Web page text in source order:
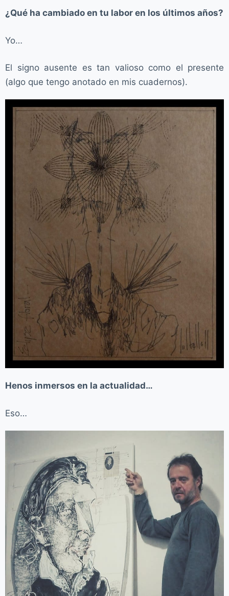
¿Qué ha cambiado en tu labor en los últimos años?
Yo…
El signo ausente es tan valioso como el presente
(algo que tengo anotado en mis cuadernos).
Henos inmersos en la actualidad…
Eso…